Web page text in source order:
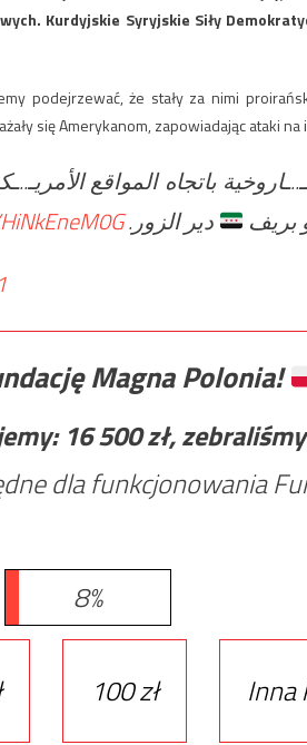
Kurdyjskie Syryjskie Siły
podejrzewać, że stały za nimi
się Amerykanom, zapowiadając ataki na
باتجاه المواقع
بريف
دير الزور.
Magna Polonia!
16 500zł,
dla funkcjonowania
8%
100 zł
Inna